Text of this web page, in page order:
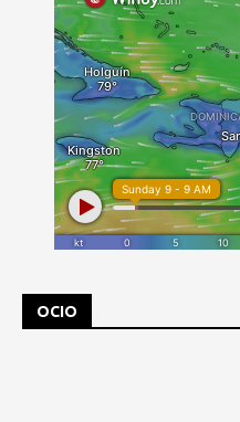
OCIO